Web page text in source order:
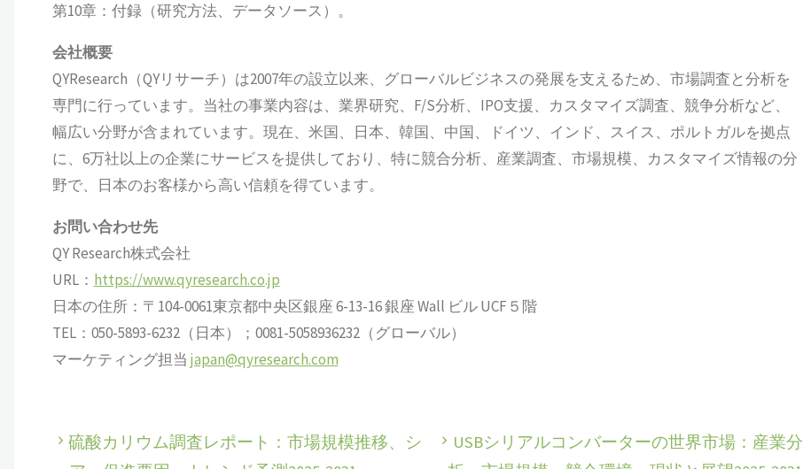
第10章：付録（研究方法、データソース）。
会社概要
QYResearch（QYリサーチ）は2007年の設立以来、グローバルビジネスの発展を支えるため、市場調査と分析を
専門に行っています。当社の事業内容は、業界研究、F/S分析、IPO支援、カスタマイズ調査、競争分析など、
幅広い分野が含まれています。現在、米国、日本、韓国、中国、ドイツ、インド、スイス、ポルトガルを拠点
に、6万社以上の企業にサービスを提供しており、特に競合分析、産業調査、市場規模、カスタマイズ情報の分
野で、日本のお客様から高い信頼を得ています。
お問い合わせ先
QY Research株式会社
URL： https://www.qyresearch.co.jp
日本の住所：〒104-0061東京都中央区銀座 6-13-16 銀座 Wall ビル UCF５階
TEL：050-5893-6232（日本）；0081-5058936232（グローバル）
マーケティング担当 japan@qyresearch.com
硫酸カリウム調査レポート：市場規模推移、シ
USBシリアルコンバーターの世界市場：産業分